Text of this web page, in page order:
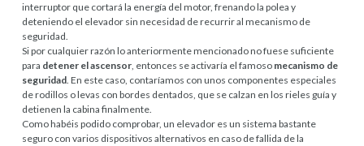
interruptor que cortará la energía del motor, frenando la polea y
deteniendo el elevador sin necesidad de recurrir al mecanismo de
seguridad.
Si por cualquier razón lo anteriormente mencionado no fuese suficiente
para detener el ascensor, entonces se activaría el famoso mecanismo de
seguridad. En este caso, contaríamos con unos componentes especiales
de rodillos o levas con bordes dentados, que se calzan en los rieles guía y
detienen la cabina finalmente.
Como habéis podido comprobar, un elevador es un sistema bastante
seguro con varios dispositivos alternativos en caso de fallida de la